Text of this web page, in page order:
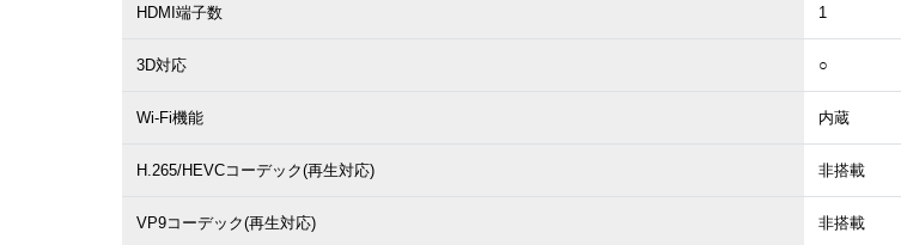
HDMI端子数 1
3D対応 ○
Wi-Fi機能 内蔵
H.265/HEVCコーデック(再生対応) 非搭載
VP9コーデック(再生対応) 非搭載